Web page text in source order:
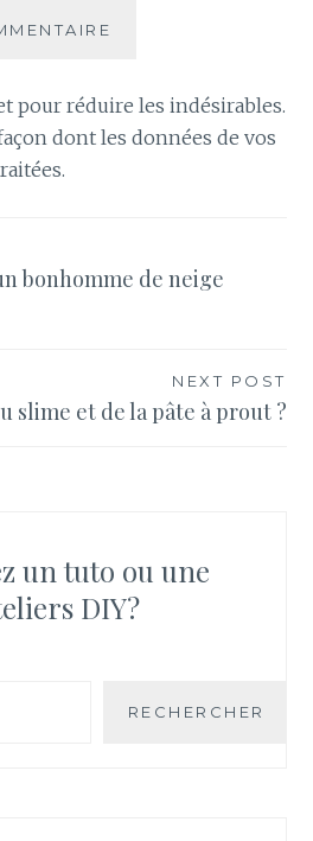
pour réduire les indésirables.
dont les données de vos
.
bonhomme de neige
NEXT POST
slime et de la pâte à prout ?
un tuto ou une
DIY?
RECHERCHER